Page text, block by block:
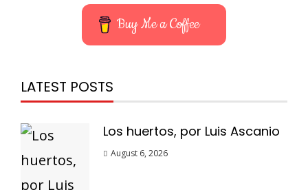
Buy Me a Coffee
LATEST POSTS
Los huertos, por Luis Ascanio
August 6, 2026